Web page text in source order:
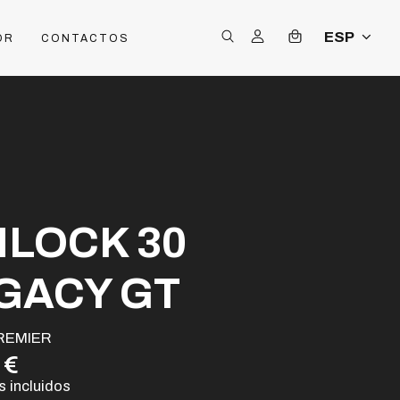
CONTACTOS ESP
30
GT
incluidos